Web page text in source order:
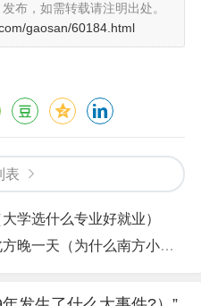
全球的大事
驻南斯拉夫大使馆。中国建
阅兵。中国，以华夏文明
世界上历史最悠久的国家之
8日，北约的美国B-2轰炸机
中国驻南斯拉夫联盟大使
发布，如需转载请注明出处。
gaosan/60184.html
表
学选什么专业好就业）
什么南方小年和北方小年不是一天）